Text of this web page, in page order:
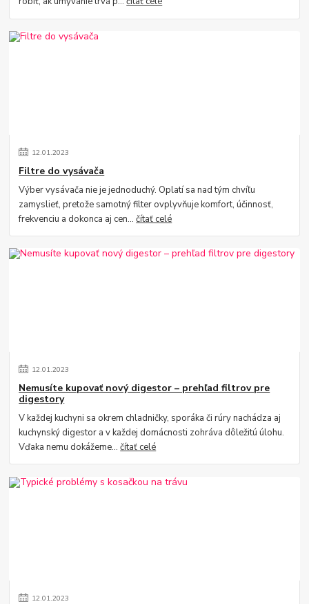
12.01.2023
Filtre do vysávača
Výber vysávača nie je jednoduchý. Oplatí sa nad tým chvíľu
zamyslieť, pretože samotný filter ovplyvňuje komfort, účinnosť,
frekvenciu a dokonca aj cen...čítať celé
12.01.2023
Nemusíte kupovať nový digestor – prehľad filtrov pre
digestory
V každej kuchyni sa okrem chladničky, sporáka či rúry nachádza aj
kuchynský digestor a v každej domácnosti zohráva dôležitú úlohu.
Vďaka nemu dokážeme...čítať celé
12.01.2023